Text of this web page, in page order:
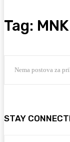
Tag:
Nema postova za
STAY